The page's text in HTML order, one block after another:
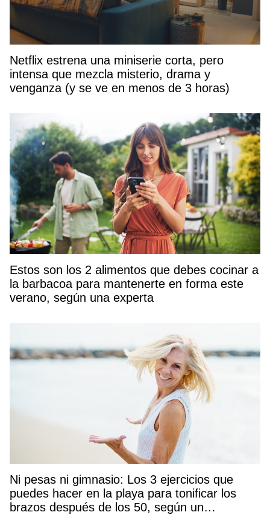
Netflix estrena una miniserie corta, pero
intensa que mezcla misterio, drama y
venganza (y se ve en menos de 3 horas)
Estos son los 2 alimentos que debes cocinar a
la barbacoa para mantenerte en forma este
verano, según una experta
Ni pesas ni gimnasio: Los 3 ejercicios que
puedes hacer en la playa para tonificar los
brazos después de los 50, según un